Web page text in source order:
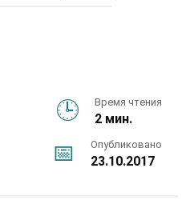
Время чтения
2 мин.
Опубликовано
23.10.2017